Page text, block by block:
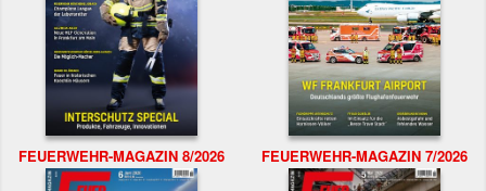
FEUERWEHR-MAGAZIN 8/2026 FEUERWEHR-MAGAZIN 7/2026